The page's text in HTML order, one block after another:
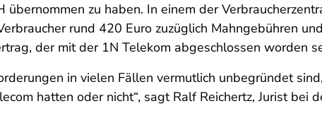
übernommen zu haben. In einem der
rund 420 Euro zuzüglich Mahngebühren
der mit der 1N Telekom abgeschlossen worden
in vielen Fällen vermutlich unbegründet
hatten oder nicht“, sagt Ralf Reichertz, Jurist bei